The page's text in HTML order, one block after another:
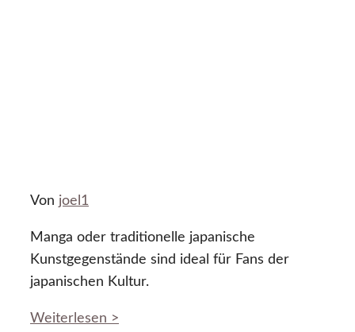
Von joel1
Manga oder traditionelle japanische
Kunstgegenstände sind ideal für Fans der
japanischen Kultur.
Weiterlesen >